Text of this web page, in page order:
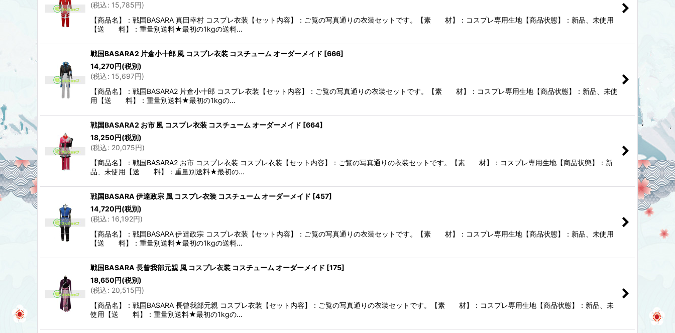
(税込: 15,785円)
【商品名】：戦国BASARA 真田幸村 コスプレ衣装【セット内容】：ご覧の写真通りの衣装セットです。【素 材】：コスプレ専用生地【商品状態】：新品、未使用
【送 料】：重量別送料★最初の1kgの送料…
戦国BASARA2 片倉小十郎 風 コスプレ衣装 コスチューム オーダーメイド [666]
14,270円(税別)
(税込: 15,697円)
【商品名】：戦国BASARA2 片倉小十郎 コスプレ衣装【セット内容】：ご覧の写真通りの衣装セットです。【素 材】：コスプレ専用生地【商品状態】：新品、未使
用【送 料】：重量別送料★最初の1kgの…
戦国BASARA2 お市 風 コスプレ衣装 コスチューム オーダーメイド [664]
18,250円(税別)
(税込: 20,075円)
【商品名】：戦国BASARA2 お市 コスプレ衣装 コスプレ衣装【セット内容】：ご覧の写真通りの衣装セットです。【素 材】：コスプレ専用生地【商品状態】：新
品、未使用【送 料】：重量別送料★最初の…
戦国BASARA 伊達政宗 風 コスプレ衣装 コスチューム オーダーメイド [457]
14,720円(税別)
(税込: 16,192円)
【商品名】：戦国BASARA 伊達政宗 コスプレ衣装【セット内容】：ご覧の写真通りの衣装セットです。【素 材】：コスプレ専用生地【商品状態】：新品、未使用
【送 料】：重量別送料★最初の1kgの送料…
戦国BASARA 長曾我部元親 風 コスプレ衣装 コスチューム オーダーメイド [175]
18,650円(税別)
(税込: 20,515円)
【商品名】：戦国BASARA 長曾我部元親 コスプレ衣装【セット内容】：ご覧の写真通りの衣装セットです。【素 材】：コスプレ専用生地【商品状態】：新品、未
使用【送 料】：重量別送料★最初の1kgの…